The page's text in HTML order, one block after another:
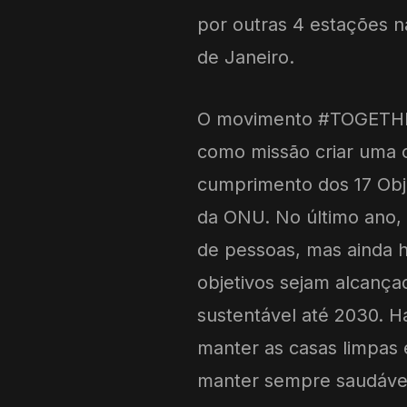
por outras 4 estações
de Janeiro.
O movimento
como missão criar uma
cumprimento dos 17
da ONU. No último ano,
de pessoas, mas ainda
objetivos sejam
sustentável até 2030.
manter as casas
manter sempre